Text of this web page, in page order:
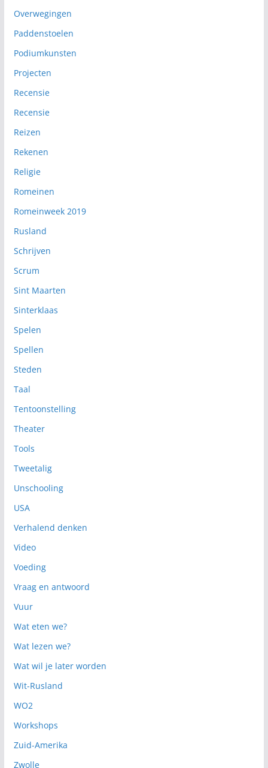
Overwegingen
Paddenstoelen
Podiumkunsten
Projecten
Recensie
Recensie
Reizen
Rekenen
Religie
Romeinen
Romeinweek 2019
Rusland
Schrijven
Scrum
Sint Maarten
Sinterklaas
Spelen
Spellen
Steden
Taal
Tentoonstelling
Theater
Tools
Tweetalig
Unschooling
USA
Verhalend denken
Video
Voeding
Vraag en antwoord
Vuur
Wat eten we?
Wat lezen we?
Wat wil je later worden
Wit-Rusland
WO2
Workshops
Zuid-Amerika
Zwolle